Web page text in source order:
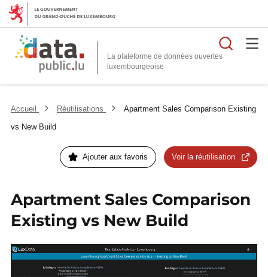
La plateforme de données ouvertes
Accueil Réutilisations
Apartment Sales Comparison Existing
vs New Build
Ajouter aux favoris Voir la réutilisation
Apartment Sales Comparison
Existing vs New Build